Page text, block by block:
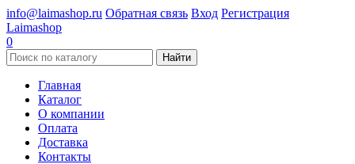
info@laimashop.ru Обратная связь Вход Регистрация
Laimashop
0
Найти
Главная
Каталог
О компании
Оплата
Доставка
Контакты